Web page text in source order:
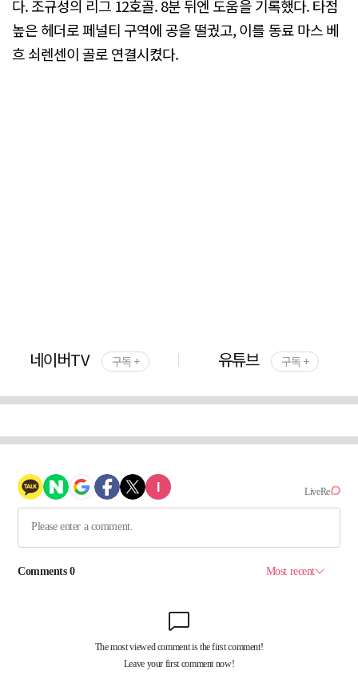
다. 조규성의 리그 12호골. 8분 뒤엔 도움을 기록했다. 타점
높은 헤더로 페널티 구역에 공을 떨궜고, 이를 동료 마스 베
흐 쇠렌센이 골로 연결시켰다.
네이버TV 구독 + 유튜브 구독 +